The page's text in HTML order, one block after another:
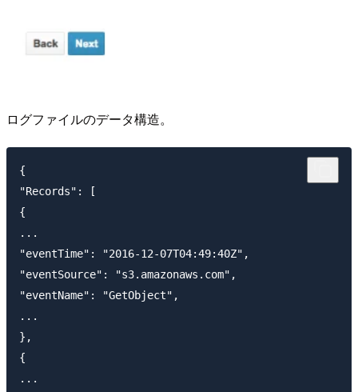
ログファイルのデータ構造。
{
"Records": [
{
...
"eventTime": "2016-12-07T04:49:40Z",
"eventSource": "s3.amazonaws.com",
"eventName": "GetObject",
...
},
{
...